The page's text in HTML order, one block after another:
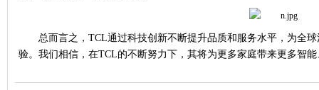
总而言之， TCL通过科技创新不断提升品质和服务水平，为全
验。我们相信，在TCL的不断努力下，其将为更多家庭带来更多智